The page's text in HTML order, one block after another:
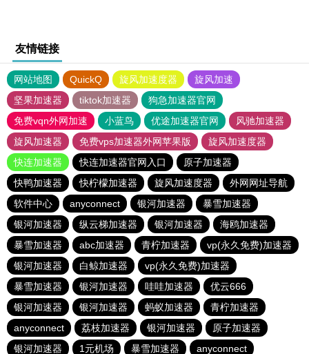
友情链接
网站地图 QuickQ 旋风加速度器
旋风加速
坚果加速器
tiktok加速器
狗急加速器官网
免费vqn外网加速
小蓝鸟 优途加速器官网
风驰加速器
旋风加速器
免费vps加速器外网苹果版
旋风加速度器
快连加速器
快连加速器官网入口
原子加速器
快鸭加速器
快柠檬加速器 旋风加速度器
外网网址导航
软件中心
anyconnect 银河加速器
暴雪加速器
银河加速器
纵云梯加速器 银河加速器
海鸥加速器
暴雪加速器
abc加速器 青柠加速器
vp(永久免费)加速器
银河加速器
白鲸加速器
vp(永久免费)加速器
暴雪加速器
银河加速器 哇哇加速器
优云666
银河加速器
银河加速器 蚂蚁加速器
青柠加速器
anyconnect
荔枝加速器 银河加速器
原子加速器
银河加速器
1元机场 暴雪加速器 anyconnect